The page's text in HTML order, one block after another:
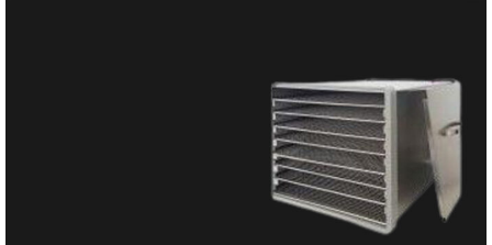
Vervita dehidratori. – jednostavne, praktične, pouzdane, tihe
fioke bez BPA, sa digitalnim tajmerom do 40h i ručnim
termostatom od 29-63 stepena Celzijusa.